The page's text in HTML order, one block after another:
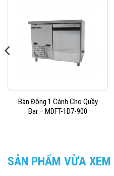
Bàn Đông 1 Cánh Cho Quầy
Bar – MDFT-1D7-900
SẢN PHẨM VỪA XEM